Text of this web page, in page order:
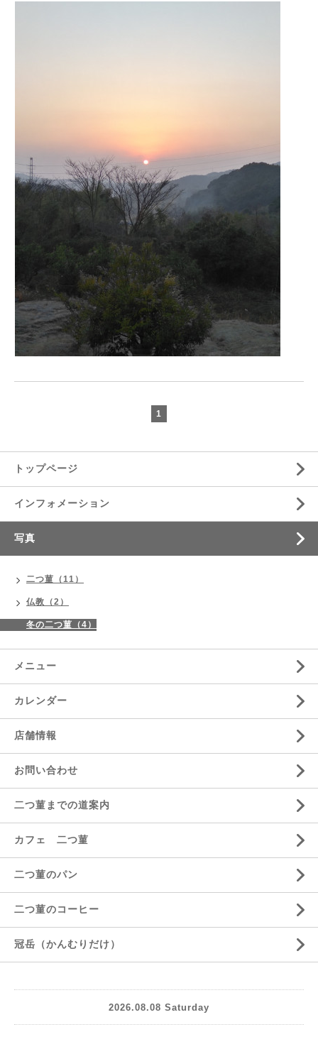
1
トップページ
インフォメーション
写真
二つ菫（11）
仏教（2）
冬の二つ菫（4）
メニュー
カレンダー
店舗情報
お問い合わせ
二つ菫までの道案内
カフェ 二つ菫
二つ菫のパン
二つ菫のコーヒー
冠岳（かんむりだけ）
2026.08.08 Saturday